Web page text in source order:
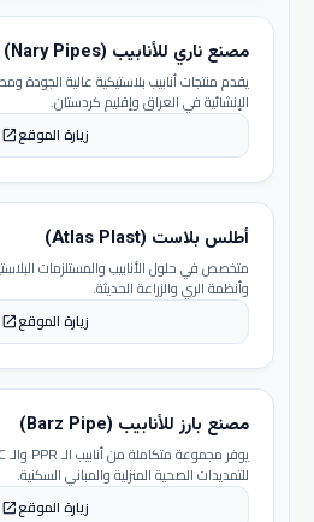
مصنع ناري للأنابيب (Nary Pipes)
يقدم منتجات أنابيب بلاستيكية عالية الجودة
الإنشائية في العراق وإقليم كردستان.
زيارة الموقعopen_in_new
أطلس بلاست (Atlas Plast)
متخصص في حلول الأنابيب والمستلزمات
وأنظمة الري والزراعة الحديثة.
زيارة الموقعopen_in_new
مصنع بارز للأنابيب (Barz Pipe)
للتمديدات الصحية المنزلية والمباني السكنية.
زيارة الموقعopen_in_new